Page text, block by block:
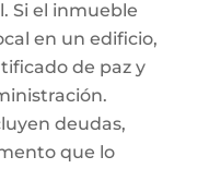
Si el inmueble
en un edificio,
de paz y
deudas,
que lo